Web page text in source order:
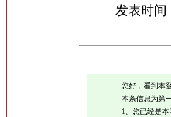
发表时
您好，看到本
本条信息为第
1、您已经是